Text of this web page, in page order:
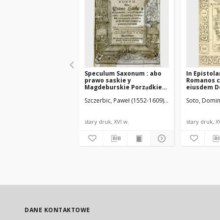
Speculum Saxonum : abo
prawo saskie y
Magdeburskie Porza̜dkiem
Niemieckich Exemplarzow
Szczerbic, Paweł (1552-1609). Tł.
stary druk, XVI w.
In
Romanos
eiusdem
Apologia
Soto,
stary druk,
DANE KONTAKTOWE